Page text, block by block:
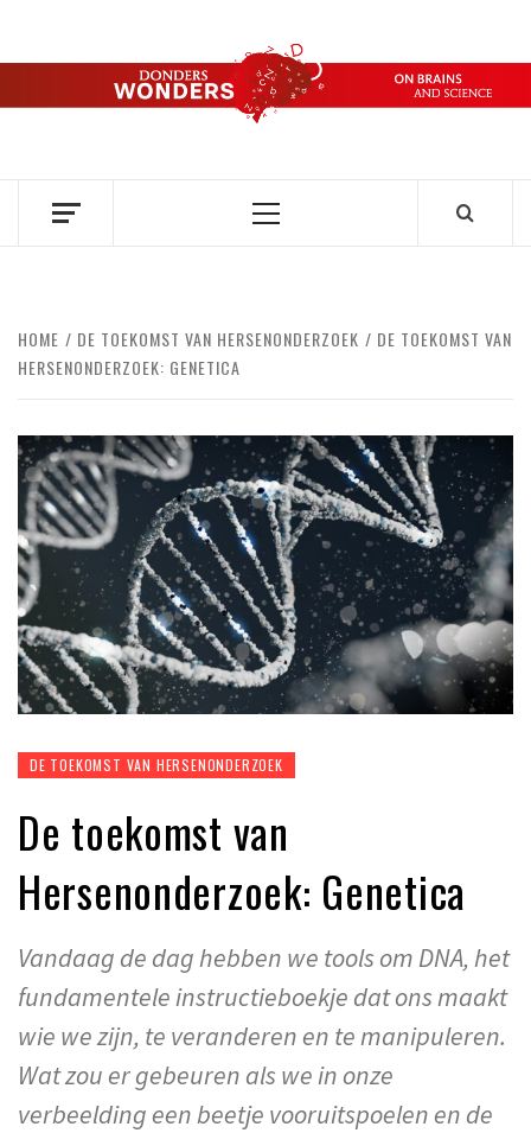
de
DONDERS
OVER HERSENEN EN WETENSCHAP // ON BRAINS AND
Primair
HOME DE TOEKOMST VAN HERSENONDERZOEK
DE TOEKOMST VAN
HERSENONDERZOEK: GENETICA
DE TOEKOMST VAN HERSENONDERZOEK
De toekomst van
Hersenonderzoek: Genetica
Vandaag de dag hebben we tools om DNA, het
fundamentele instructieboekje dat ons maakt
wie we zijn, te veranderen en te manipuleren.
Wat zou er gebeuren als we in onze
verbeelding een beetje vooruitspoelen en de